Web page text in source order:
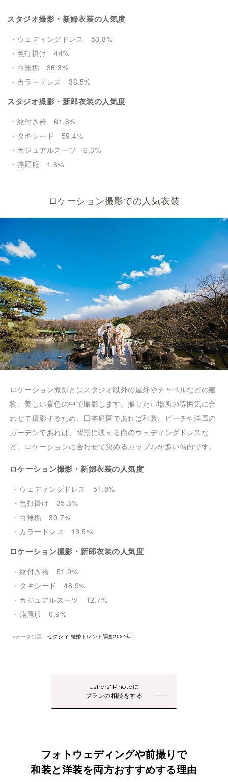
スタジオ撮影・新婦衣装の人気度
・ウェディングドレス 53.8%
・色打掛け 44%
・白無垢 36.3%
・カラードレス 36.5%
スタジオ撮影・新郎衣装の人気度
・紋付き袴 61.6%
・タキシード 59.4%
・カジュアルスーツ 6.3%
・燕尾服 1.6%
ロケーション撮影での人気衣装
ロケーション撮影とはスタジオ以外の屋外やチャペルなどの建
物、美しい景色の中で撮影します。撮りたい場所の雰囲気に合
わせて撮影するため、日本庭園であれば和装、ビーチや洋風の
ガーデンであれば、背景に映える白のウェディングドレスな
ど、ロケーションに合わせて決めるカップルが多い傾向です。
ロケーション撮影・新婦衣装の人気度
・ウェディングドレス 51.8%
・色打掛け 35.3%
・白無垢 30.7%
・カラードレス 19.5%
ロケーション撮影・新郎衣装の人気度
・紋付き袴 51.9%
・タキシード 48.9%
・カジュアルスーツ 12.7%
・燕尾服 0.9%
※データ出展：ゼクシィ 結婚トレンド調査2024年
Ushers' Photoに
プランの相談をする
フォトウェディングや前撮りで
和装と洋装を両方おすすめする理由